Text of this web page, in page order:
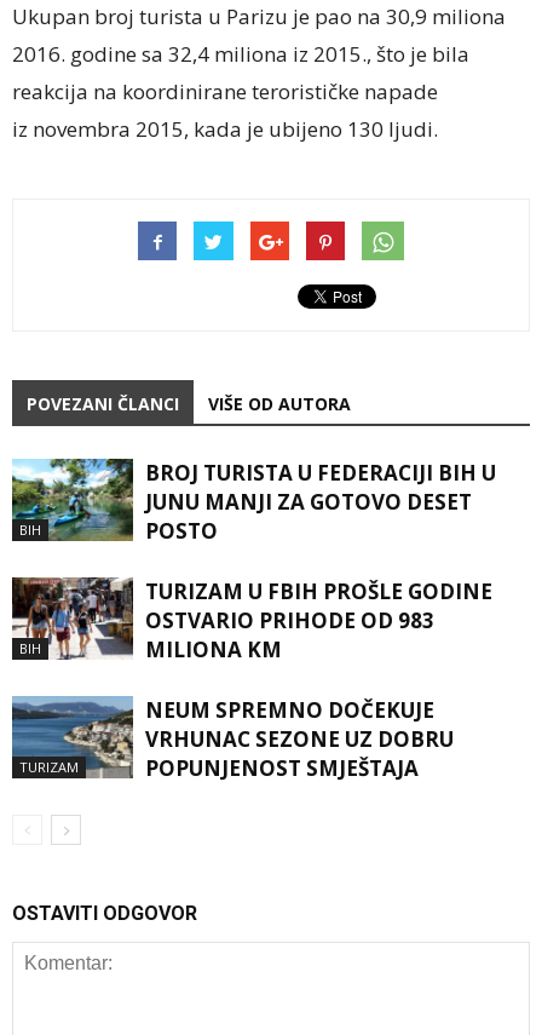
Ukupan broj turista u Parizu je pao na 30,9 miliona
2016. godine sa 32,4 miliona iz 2015., što je bila
reakcija na koordinirane terorističke napade
iz novembra 2015, kada je ubijeno 130 ljudi.
POVEZANI ČLANCI VIŠE OD AUTORA
BIH
BROJ TURISTA U FEDERACIJI BIH U
JUNU MANJI ZA GOTOVO DESET
POSTO
BIH
TURIZAM U FBIH PROŠLE GODINE
OSTVARIO PRIHODE OD 983
MILIONA KM
TURIZAM
NEUM SPREMNO DOČEKUJE
VRHUNAC SEZONE UZ DOBRU
POPUNJENOST SMJEŠTAJA
OSTAVITI ODGOVOR